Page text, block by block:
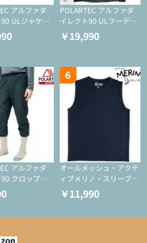
アルファダ
ULジャケッ
ィブインサレ
/ミドルレイヤ
POLARTEC アルファダ
イレクト90 ULフーディ
（アクティブインサレー
ション/ミドルレイヤー/
￥19,990
アルファダ
クロップド
（アクティブ
ーション/テン
6
オールメッシュ・アクテ
ィブメリノ・スリーブレ
ス
￥11,990